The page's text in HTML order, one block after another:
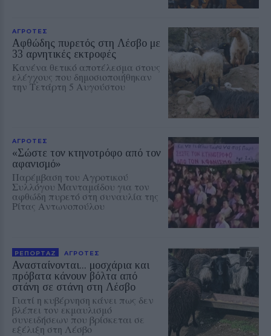
ΑΓΡΟΤΕΣ
Αφθώδης πυρετός στη Λέσβο με
33 αρνητικές εκτροφές
Κανένα θετικό αποτέλεσμα στους
ελέγχους που δημοσιοποιήθηκαν
την Τετάρτη 5 Αυγούστου
ΑΓΡΟΤΕΣ
«Σώστε τον κτηνοτρόφο από τον
αφανισμό»
Παρέμβαση του Αγροτικού
Συλλόγου Μανταμάδου για τον
αφθώδη πυρετό στη συναυλία της
Ρίτας Αντωνοπούλου
ΡΕΠΟΡΤΑΖ ΑΓΡΟΤΕΣ
Ανασταίνονται... μοσχάρια και
πρόβατα κάνουν βόλτα από
στάνη σε στάνη στη Λέσβο
Γιατί η κυβέρνηση κάνει πως δεν
βλέπει τον εκμαυλισμό
συνειδήσεων που βρίσκεται σε
εξέλιξη στη Λέσβο